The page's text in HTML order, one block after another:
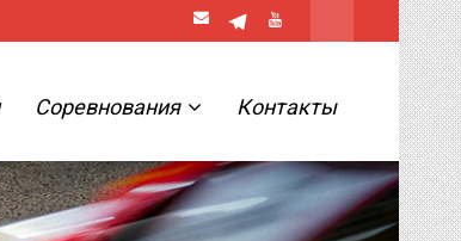
Соревнования Контакты